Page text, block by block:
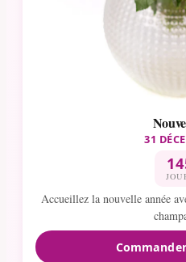
31
Accueillez la nouvelle année